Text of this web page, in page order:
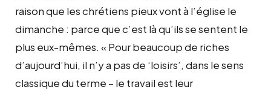
raison que les chrétiens pieux vont à l’église le
dimanche : parce que c’est là qu’ils se sentent le
plus eux-mêmes. « Pour beaucoup de riches
d’aujourd’hui, il n’y a pas de ‘loisirs’, dans le sens
classique du terme – le travail est leur